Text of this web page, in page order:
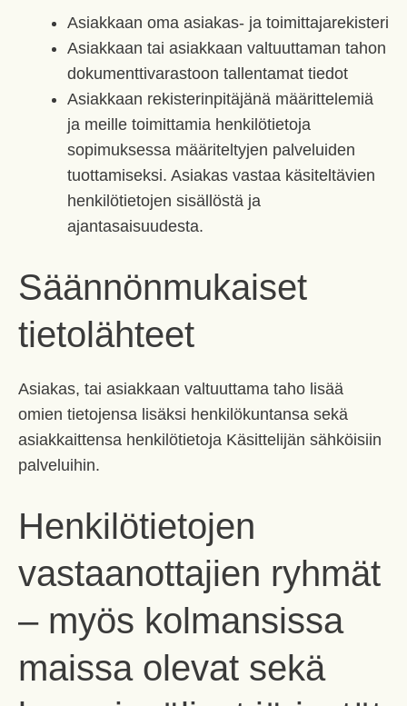
Asiakkaan oma asiakas- ja toimittajarekisteri
Asiakkaan tai asiakkaan valtuuttaman tahon
dokumenttivarastoon tallentamat tiedot
Asiakkaan rekisterinpitäjänä määrittelemiä
ja meille toimittamia henkilötietoja
sopimuksessa määriteltyjen palveluiden
tuottamiseksi. Asiakas vastaa käsiteltävien
henkilötietojen sisällöstä ja
ajantasaisuudesta.
Säännönmukaiset
tietolähteet
Asiakas, tai asiakkaan valtuuttama taho lisää
omien tietojensa lisäksi henkilökuntansa sekä
asiakkaittensa henkilötietoja Käsittelijän sähköisiin
palveluihin.
Henkilötietojen
vastaanottajien ryhmät
– myös kolmansissa
maissa olevat sekä